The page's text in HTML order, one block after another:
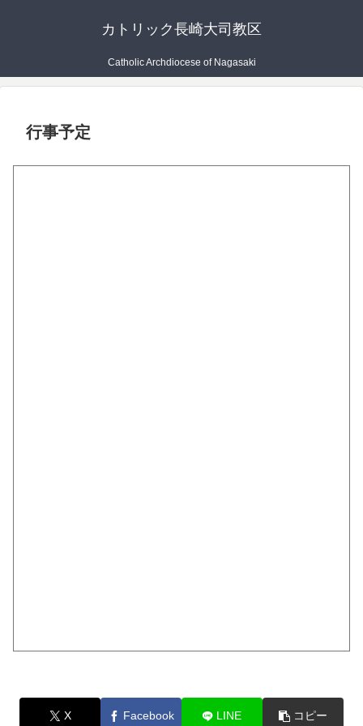
カトリック長崎大司教区
Catholic Archdiocese of Nagasaki
行事予定
X Facebook LINE コピー